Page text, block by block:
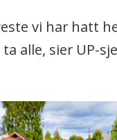
vi har hatt
alle, sier UP-